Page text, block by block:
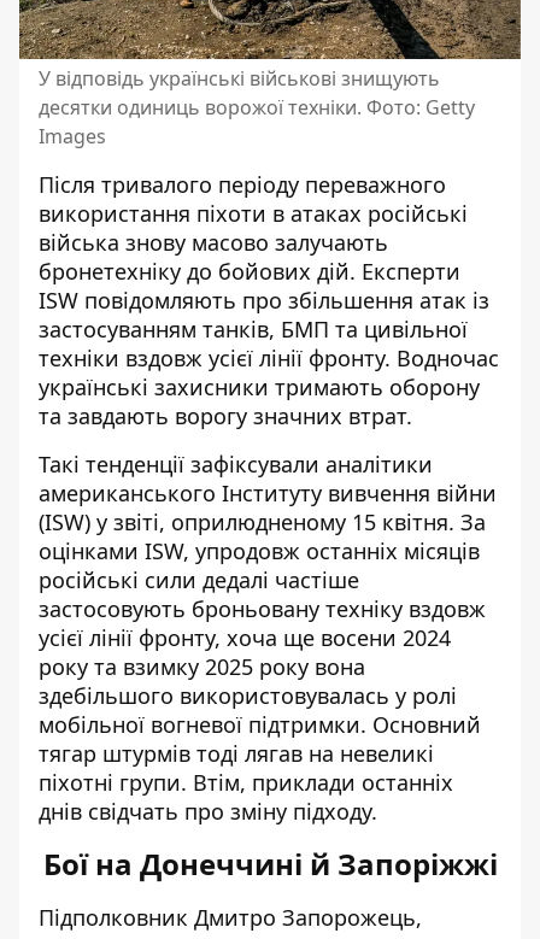
У відповідь українські військові знищують
десятки одиниць ворожої техніки. Фото: Getty
Images
Після тривалого періоду переважного
використання піхоти в атаках російські
війська знову масово залучають
бронетехніку до бойових дій. Експерти
ISW повідомляють про збільшення атак із
застосуванням танків, БМП та цивільної
техніки вздовж усієї лінії фронту. Водночас
українські захисники тримають оборону
та завдають ворогу значних втрат.
Такі тенденції зафіксували аналітики
американського Інституту вивчення війни
(ISW) у звіті, оприлюдненому 15 квітня. За
оцінками ISW, упродовж останніх місяців
російські сили дедалі частіше
застосовують броньовану техніку вздовж
усієї лінії фронту, хоча ще восени 2024
року та взимку 2025 року вона
здебільшого використовувалась у ролі
мобільної вогневої підтримки. Основний
тягар штурмів тоді лягав на невеликі
піхотні групи. Втім, приклади останніх
днів свідчать про зміну підходу.
Бої на Донеччині й Запоріжжі
Підполковник Дмитро Запорожець,